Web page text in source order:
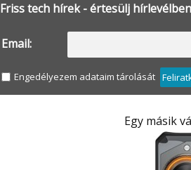
Friss tech hírek - értesülj hírlevélben
Email:
Engedélyezem adataim tárolását
Egy másik